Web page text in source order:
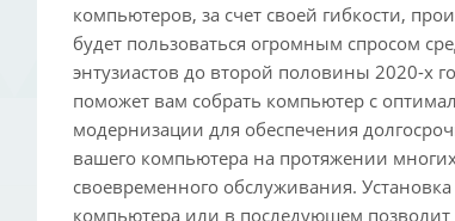
компьютеров, за счет своей гибкости,
будет пользоваться огромным спросом
энтузиастов до второй половины 2020-х
поможет вам собрать компьютер с
модернизации для обеспечения
вашего компьютера на протяжении
своевременного обслуживания.
компьютера или в последующем